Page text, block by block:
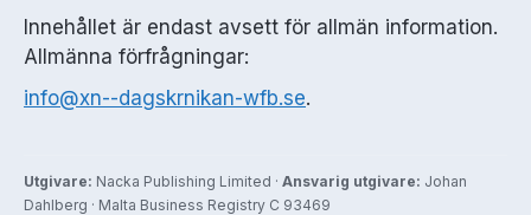
Innehållet är endast avsett för allmän information.
Allmänna förfrågningar:
info@xn--dagskrnikan-wfb.se.
Utgivare: Nacka Publishing Limited · Ansvarig utgivare: Johan
Dahlberg · Malta Business Registry C 93469